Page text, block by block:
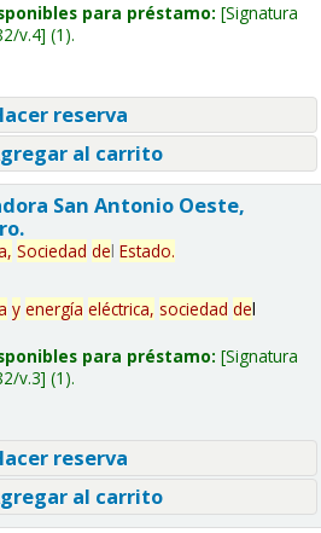
para préstamo: Signatura
v.4 (1).
reserva
al carrito
San Antonio Oeste,
Sociedad del Estado.
y energía eléctrica, sociedad del
para préstamo: Signatura
v.3 (1).
reserva
al carrito